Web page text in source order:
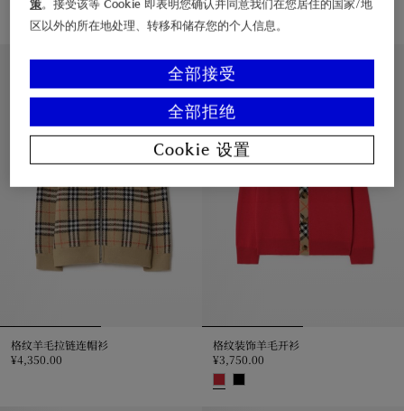
长袖棉质骑士 Polo 衫, ¥4,250.00 格纹羊毛开衫, ¥4,250.00
4 – 14 岁
格纹羊毛拉链连帽衫
¥4,350.00
4 – 14 岁
格纹装饰羊毛开衫
¥3,750.00
策。接受该等 Cookie 即表明您确认并同意我们在您居住的国家/地
区以外的所在地处理、转移和储存您的个人信息。
全部拒绝
全部接受
Cookie 设置